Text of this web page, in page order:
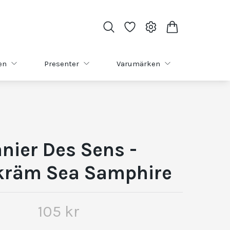
Presenter Varumärken
Des Sens -
Sea Samphire
105 kr